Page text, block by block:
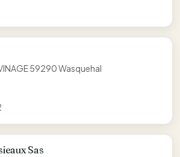
59290 Wasquehal
Sas